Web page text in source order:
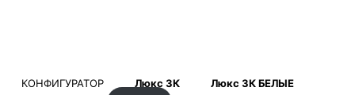
КОНФИГУРАТОР Люкс 3К
Люкс 3К БЕЛЫЕ